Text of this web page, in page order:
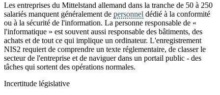
Les entreprises du Mittelstand allemand dans la tranche de 50 à 250
salariés manquent généralement de personnel dédié à la conformité
ou à la sécurité de l'information. La personne responsable de «
l'informatique » est souvent aussi responsable des bâtiments, des
achats et de tout ce qui implique un ordinateur. L'enregistrement
NIS2 requiert de comprendre un texte réglementaire, de classer le
secteur de l'entreprise et de naviguer dans un portail public - des
tâches qui sortent des opérations normales.
Incertitude législative